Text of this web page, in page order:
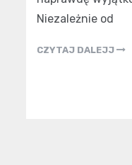
Niezależnie od
CZYTAJ DALEJJ